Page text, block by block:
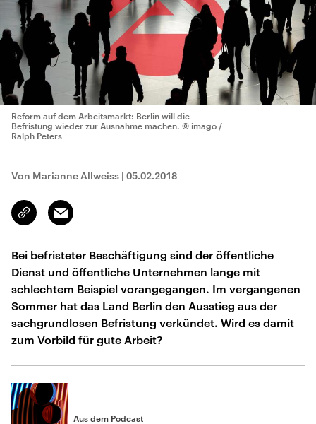
Reform auf dem Arbeitsmarkt: Berlin will die
Befristung wieder zur Ausnahme machen. © imago /
Ralph Peters
Von Marianne Allweiss | 05.02.2018
Link
kopieren/teilen
Email
Bei befristeter Beschäftigung sind der öffentliche
Dienst und öffentliche Unternehmen lange mit
schlechtem Beispiel vorangegangen. Im vergangenen
Sommer hat das Land Berlin den Ausstieg aus der
sachgrundlosen Befristung verkündet. Wird es damit
zum Vorbild für gute Arbeit?
Aus dem Podcast